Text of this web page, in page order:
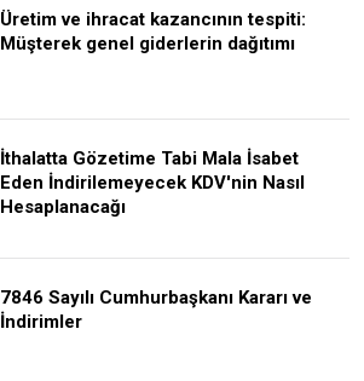
Üretim ve ihracat kazancının tespiti:
Müşterek genel giderlerin dağıtımı
İthalatta Gözetime Tabi Mala İsabet
Eden İndirilemeyecek KDV'nin Nasıl
Hesaplanacağı
7846 Sayılı Cumhurbaşkanı Kararı ve
İndirimler